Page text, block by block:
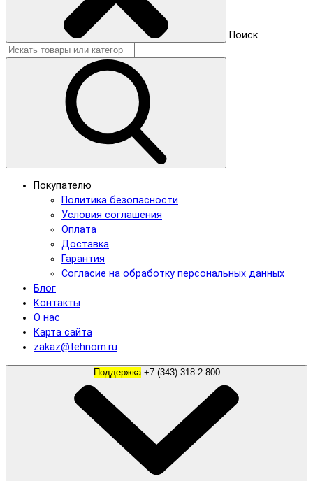
Поиск
Покупателю
Политика безопасности
Условия соглашения
Оплата
Доставка
Гарантия
Согласие на обработку персональных данных
Блог
Контакты
О нас
Карта сайта
zakaz@tehnom.ru
Поддержка +7 (343) 318-2-800